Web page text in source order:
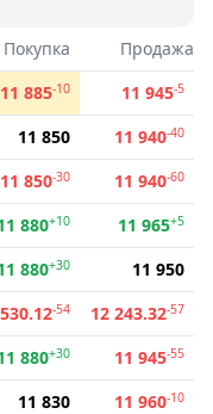
Покупка
Продажа
11 885-10 11 945-5
11 850 11 940-40
11 850-30 11 940-60
880+10 11 965+5
880+30
11 950
-54 12 243.32-57
880+30 11 945-55
11 830 11 960-10